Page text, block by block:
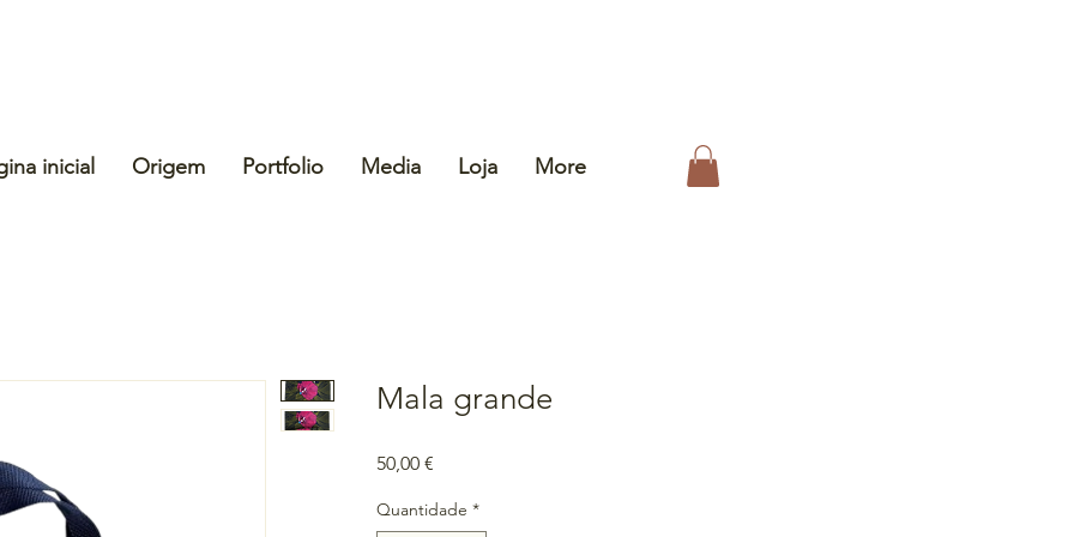
inicial Origem Portfolio Media Loja More
Mala grande
50,00 €
Quantidade *